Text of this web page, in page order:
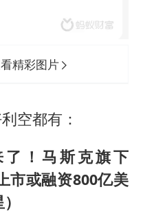
精彩图片
空都有：
！马斯克旗下
市或融资800亿美